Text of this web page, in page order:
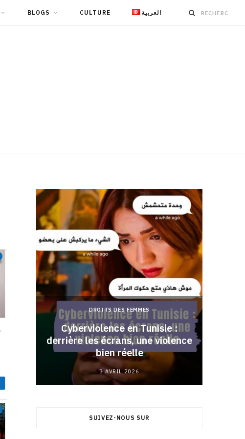
BLOGS CULTURE العربية
DROITS DES FEMMES
Cyberviolence en Tunisie :
derrière les écrans, une violence
bien réelle
3 AVRIL 2026
SUIVEZ-NOUS SUR